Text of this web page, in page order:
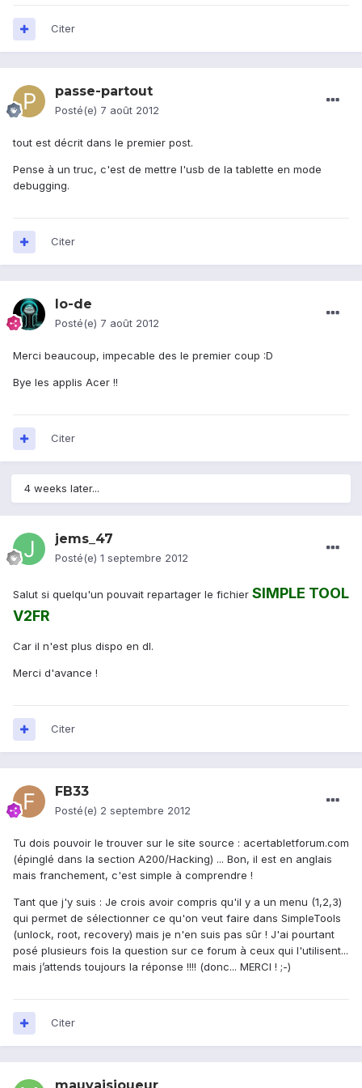
Citer
passe-partout
Posté(e) 7 août 2012
tout est décrit dans le premier post.
Pense à un truc, c'est de mettre l'usb de la tablette en mode
debugging.
Citer
lo-de
Posté(e) 7 août 2012
Merci beaucoup, impecable des le premier coup :D
Bye les applis Acer !!
Citer
4 weeks later...
jems_47
Posté(e) 1 septembre 2012
Salut si quelqu'un pouvait repartager le fichier SIMPLE TOOL
V2FR
Car il n'est plus dispo en dl.
Merci d'avance !
Citer
FB33
Posté(e) 2 septembre 2012
Tu dois pouvoir le trouver sur le site source : acertabletforum.com
(épinglé dans la section A200/Hacking) ... Bon, il est en anglais
mais franchement, c'est simple à comprendre !
Tant que j'y suis : Je crois avoir compris qu'il y a un menu (1,2,3)
qui permet de sélectionner ce qu'on veut faire dans SimpleTools
(unlock, root, recovery) mais je n'en suis pas sûr ! J'ai pourtant
posé plusieurs fois la question sur ce forum à ceux qui l'utilisent...
mais j’attends toujours la réponse !!!! (donc... MERCI ! ;-)
Citer